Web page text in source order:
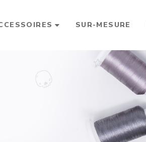
SUR-MESURE